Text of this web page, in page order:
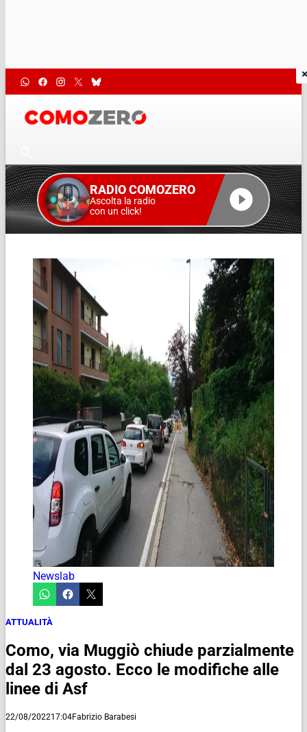
RADIO COMOZERO
Ascolta la radio
con un click!
Newslab
ATTUALITÀ
Como, via Muggiò chiude parzialmente
dal 23 agosto. Ecco le modifiche alle
linee di Asf
22/08/202217:04Fabrizio Barabesi